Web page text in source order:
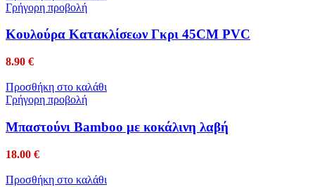
Γρήγορη προβολή
Κουλούρα Κατακλίσεων Γκρι 45CM PVC
8.90 €
Προσθήκη στο καλάθι
Γρήγορη προβολή
Μπαστούνι Bamboo με κοκάλινη λαβή
18.00 €
Προσθήκη στο καλάθι